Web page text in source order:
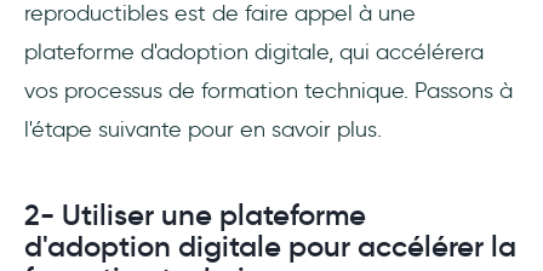
reproductibles est de faire appel à une
plateforme d'adoption digitale, qui accélérera
vos processus de formation technique. Passons à
l'étape suivante pour en savoir plus.
2- Utiliser une plateforme
d'adoption digitale pour accélérer la